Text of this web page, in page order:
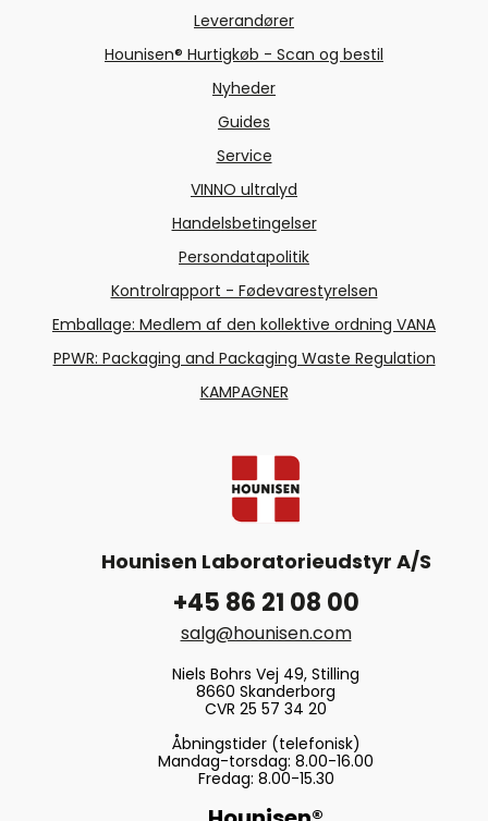
Leverandører
Hounisen® Hurtigkøb - Scan og bestil
Nyheder
Guides
Service
VINNO ultralyd
Handelsbetingelser
Persondatapolitik
Kontrolrapport - Fødevarestyrelsen
Emballage: Medlem af den kollektive ordning VANA
PPWR: Packaging and Packaging Waste Regulation
KAMPAGNER
Hounisen Laboratorieudstyr A/S
+45 86 21 08 00
salg@hounisen.com
Niels Bohrs Vej 49, Stilling
8660 Skanderborg
CVR 25 57 34 20
Åbningstider (telefonisk)
Mandag-torsdag: 8.00-16.00
Fredag: 8.00-15.30